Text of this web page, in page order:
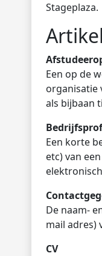
Stageplaza.
Een op de
organisatie
als bijbaan
Een korte
etc) van
De naam-
mail adres)
CV